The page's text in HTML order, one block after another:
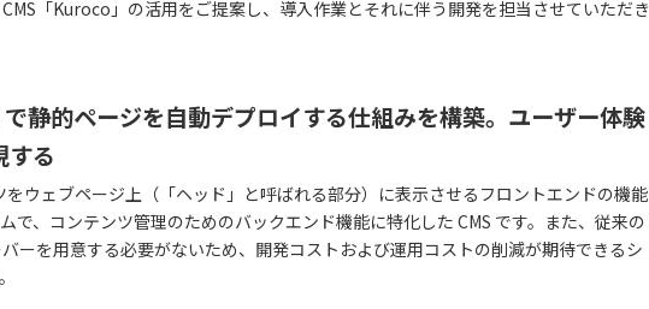
「Kuroco」の活用をご提案し、導入作業とそれに伴う開発を担当させていただき
静的ページを自動デプロイする仕組みを構築。ユーザー体験
する
をウェブページ上（「ヘッド」と呼ばれる部分）に表示させるフロントエンドの機能
で、コンテンツ管理のためのバックエンド機能に特化した CMS です。また、従来の
ーを用意する必要がないため、開発コストおよび運用コストの削減が期待できるシ